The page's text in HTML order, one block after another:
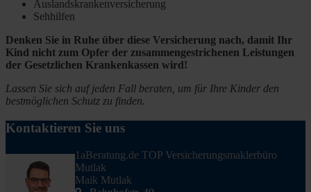
Auslandskrankenversicherung
Sehhilfen
Denken Sie in Ruhe über diese Versicherung nach, damit Ihr
Kind nicht zum Opfer der zusammengestrichenen Leistungen
der Gesetzlichen Krankenkassen wird!
Lassen Sie sich auf jeden Fall beraten, um für Ihre Kinder den
bestmöglichen Schutz zu finden.
Kontaktieren Sie uns
1aBeratung.de TOP Versicherungsmaklerbüro
Mutlak
Maik Mutlak